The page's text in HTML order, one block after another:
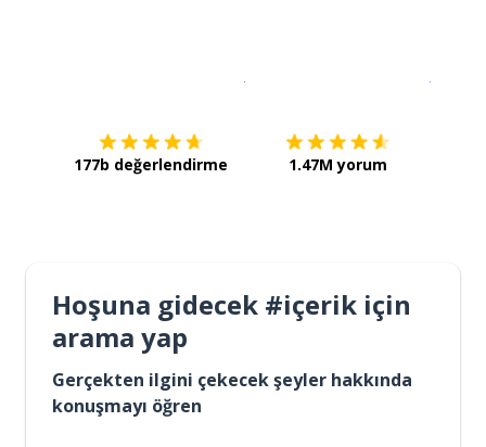
177b değerlendirme 1.47M yorum
Hoşuna gidecek #içerik için
arama yap
Gerçekten ilgini çekecek şeyler hakkında
konuşmayı öğren